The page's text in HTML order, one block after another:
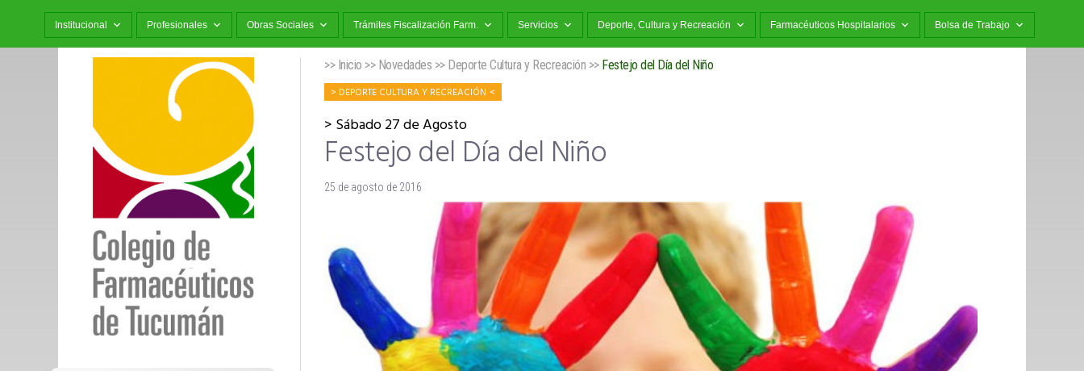
Institucional Profesionales Obras Sociales Trámites Fiscalización Farm. Servicios Deporte, Cultura y Recreación Farmacéuticos Hospitalarios Bolsa de Trabajo
>> Inicio >> Novedades >> Deporte Cultura y Recreación >> Festejo del Día del Niño
DEPORTE CULTURA Y RECREACIÓN
Sábado 27 de Agosto
Festejo del Día del Niño
25 de agosto de 2016